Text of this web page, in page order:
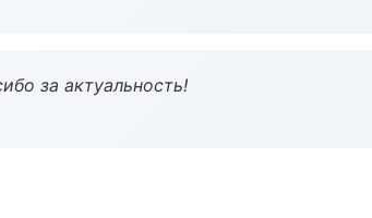
за актуальность!